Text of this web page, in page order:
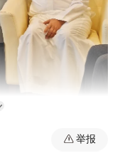
凰网团队会谈。
举报